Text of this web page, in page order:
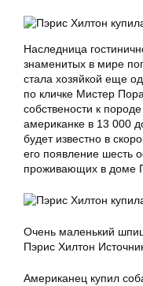
Наследница
знаменитых в мире
стала хозяйкой еще
по кличке Мистер
собствености к
американке в 13 000
будет известно в
его появление шесть
проживающих в доме
Очень маленький
Пэрис Хилтон
Американец купил